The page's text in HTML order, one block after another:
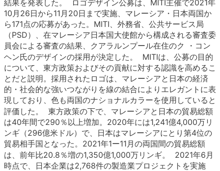
結果を発表した。 ロゴデザイン公募は、MITI主催で2021年
10月26日から11月20日まで実施、マレーシア・日本両国か
ら171点の応募があった。MITI、外務省、公共サービス局
（PSD）、在マレーシア日本国大使館から構成される審査委
員会による審査の結果、クアラルンプール在住のク ・コン
ヘン氏のデザインの採用が決定した。 MITIは、公募の目的
について、東方政策およびその貢献に対する認識を高めるこ
とだと説明。採用されたロゴは、マレーシアと日本の経済
的・社会的な強いつながりを線の結合によりエレガントに表
現しており、色も両国のナショナルカラーを使用していると
評価した。 東方政策の下で、マレーシアと日本の貿易総額
は40年間で290％以上増加。2020年には1,241億4,000万リ
ンギ（296億米ドル）で、日本はマレーシアにとり第4位の
貿易相手国となった。2021年1ー11月の両国間の貿易総額
は、前年比20.8％増の1,350億1,000万リンギ。 2021年6月
時点で、日本企業は2,768件の製造業プロジェクトを実施